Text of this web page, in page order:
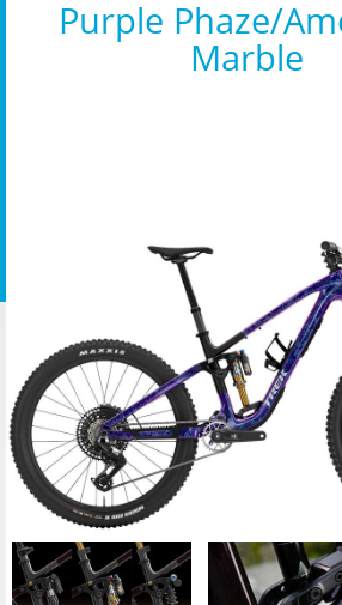
Purple Phaze/
Marble